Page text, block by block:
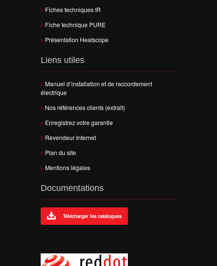
Fiches techniques IR
Fiche technique PURE
Présentation Heatscope
Liens utiles
Manuel d’installation et de raccordement
électrique
Nos références clients (extrait)
Enregistrez votre garantie
Revendeur Internet
Plan du site
Mentions légales
Documentations
Télécharger les catalogues